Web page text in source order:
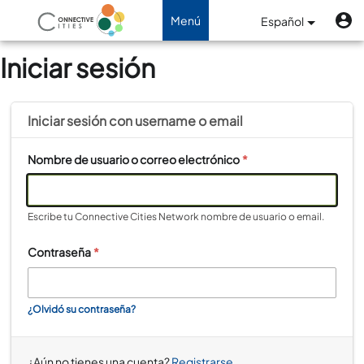
Pasar al contenido principal
Menú
Navegación de palanca
Español
Menú
de
cuenta
usuario
Iniciar sesión
Iniciar sesión conusernameoemail
Nombre de usuario o correo electrónico*
Escribe tu Connective Cities Network nombre de usuario o email.
Contraseña*
¿Olvidó su contraseña?